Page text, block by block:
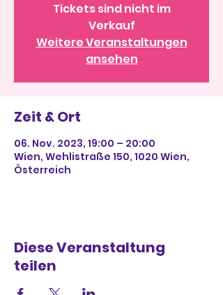
Tickets sind nicht im
Verkauf
Weitere Veranstaltungen
ansehen
Zeit & Ort
06. Nov. 2023, 19:00 – 20:00
Wien, Wehlistraße 150, 1020 Wien,
Österreich
Diese Veranstaltung
teilen